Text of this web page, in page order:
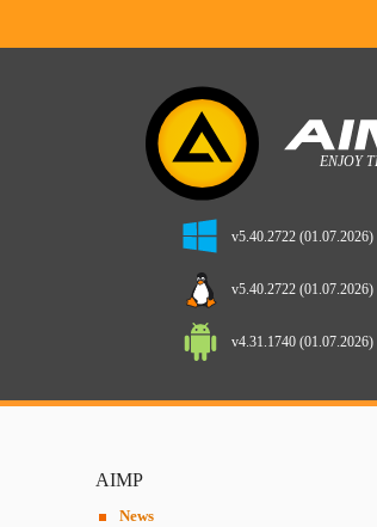
v5.40.2722 (01.07.2026)
v5.40.2722 (01.07.2026)
v4.31.1740 (01.07.2026)
AIMP
News